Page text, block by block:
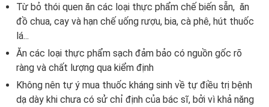
Từ bỏ thói quen ăn các loại thực phẩm chế biến sẵn, ăn
đồ chua, cay và hạn chế uống rượu, bia, cà phê, hút thuốc
lá...
Ăn các loại thực phẩm sạch đảm bảo có nguồn gốc rõ
ràng và chất lượng qua kiểm định
Không nên tự ý mua thuốc kháng sinh về tự điều trị bệnh
dạ dày khi chưa có sử chỉ định của bác sĩ, bởi vì khả năng